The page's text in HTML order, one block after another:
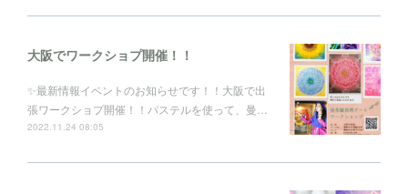
大阪でワークショプ開催！！
✨最新情報イベントのお知らせです！！大阪で出
張ワークショプ開催！！パステルを使って、曼…
2022.11.24 08:05